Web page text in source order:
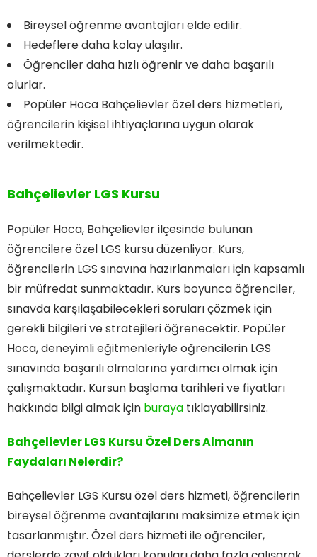
Bireysel öğrenme avantajları elde edilir.
Hedeflere daha kolay ulaşılır.
Öğrenciler daha hızlı öğrenir ve daha başarılı
olurlar.
Popüler Hoca Bahçelievler özel ders hizmetleri,
öğrencilerin kişisel ihtiyaçlarına uygun olarak
verilmektedir.
Bahçelievler LGS Kursu
Popüler Hoca, Bahçelievler ilçesinde bulunan
öğrencilere özel LGS kursu düzenliyor. Kurs,
öğrencilerin LGS sınavına hazırlanmaları için kapsamlı
bir müfredat sunmaktadır. Kurs boyunca öğrenciler,
sınavda karşılaşabilecekleri soruları çözmek için
gerekli bilgileri ve stratejileri öğrenecektir. Popüler
Hoca, deneyimli eğitmenleriyle öğrencilerin LGS
sınavında başarılı olmalarına yardımcı olmak için
çalışmaktadır. Kursun başlama tarihleri ve fiyatları
hakkında bilgi almak için buraya tıklayabilirsiniz.
Bahçelievler LGS Kursu Özel Ders Almanın
Faydaları Nelerdir?
Bahçelievler LGS Kursu özel ders hizmeti, öğrencilerin
bireysel öğrenme avantajlarını maksimize etmek için
tasarlanmıştır. Özel ders hizmeti ile öğrenciler,